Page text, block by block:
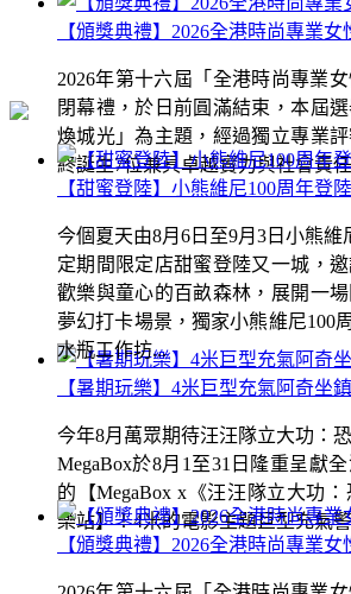
【頒獎典禮】2026全港時尚專業女
2026年第十六屆「全港時尚專業
閉幕禮，於日前圓滿結束，本屆
煥城光」為主題，經過獨立專業
終誕生7位兼具卓越實力與社會責
【暑期玩樂】4米巨型充氣阿奇坐
今年8月萬眾期待汪汪隊立大功：
MegaBox於8月1至31日隆重呈獻
的【MegaBox x《汪汪隊立大功
樂站】！4米的電影主題巨型充氣
【甜蜜登陸】小熊維尼100周年登
今個夏天由8月6日至9月3日小熊維
定期間限定店甜蜜登陸又一城，
歡樂與童心的百畝森林，展開一
夢幻打卡場景，獨家小熊維尼100
水瓶工作坊...
【頒獎典禮】2026全港時尚專業女